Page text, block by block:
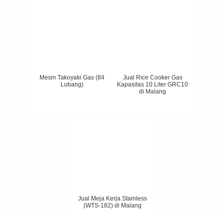
Mesin Takoyaki Gas (84
Lubang)
Jual Rice Cooker Gas
Kapasitas 10 Liter GRC10
di Malang
Jual Meja Kerja Stainless
(WTS-182) di Malang